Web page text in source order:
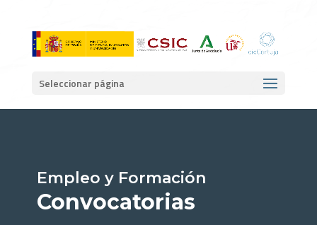
Seleccionar página
Empleo y Formación
Convocatorias